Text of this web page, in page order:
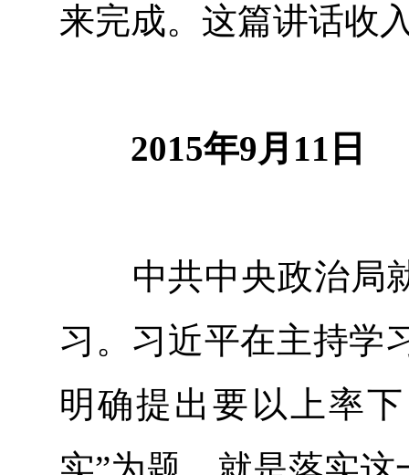
来完成。这篇讲话收
2015年9月11日
中共中央政治局就
习。习近平在主持学
明确提出要以上率